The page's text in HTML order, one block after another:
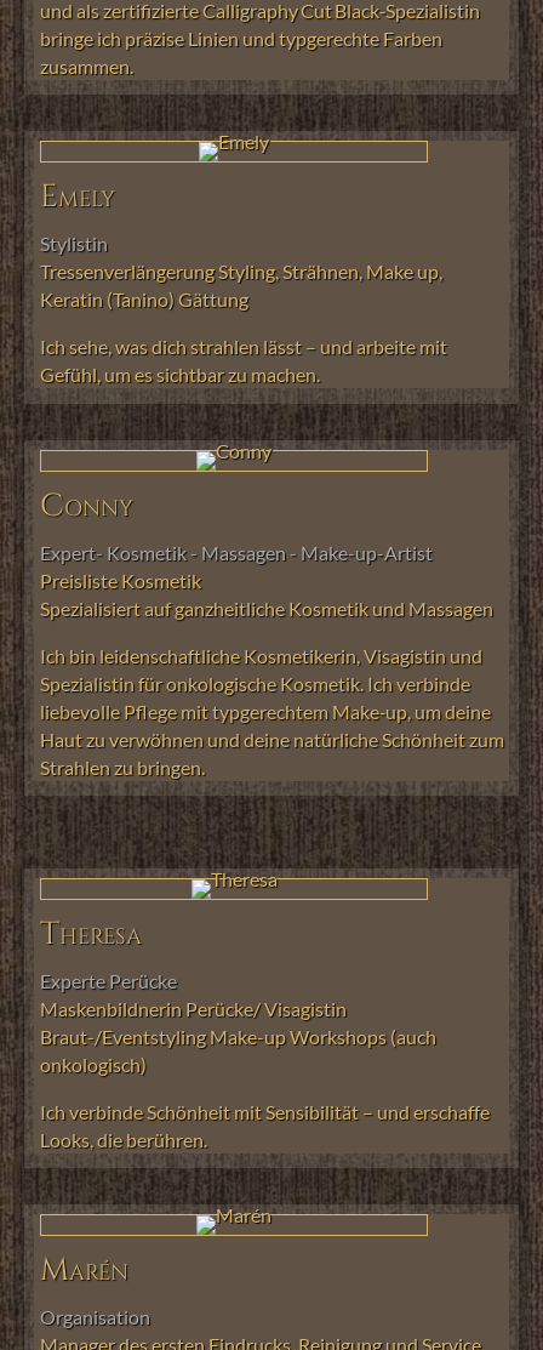
und als zertifizierte Calligraphy Cut Black‑Spezialistin
bringe ich präzise Linien und typgerechte Farben
zusammen.
Emely
Stylistin
TressenverlängerungStyling, Strähnen, Make up,
Keratin (Tanino) Gättung
Ich sehe, was dich strahlen lässt – und arbeite mit
Gefühl, um es sichtbar zu machen.
Conny
Expert- Kosmetik - Massagen - Make-up-Artist
Preisliste Kosmetik
Spezialisiert auf ganzheitliche Kosmetik und Massagen
Ich bin leidenschaftliche Kosmetikerin, Visagistin und
Spezialistin für onkologische Kosmetik. Ich verbinde
liebevolle Pflege mit typgerechtem Make‑up, um deine
Haut zu verwöhnen und deine natürliche Schönheit zum
Strahlen zu bringen.
Theresa
Experte Perücke
Maskenbildnerin Perücke/ Visagistin
Braut-/EventstylingMake-up Workshops (auch
onkologisch)
Ich verbinde Schönheit mit Sensibilität – und erschaffe
Looks, die berühren.
Marén
Organisation
Manager des ersten Eindrucks, Reinigung und Service